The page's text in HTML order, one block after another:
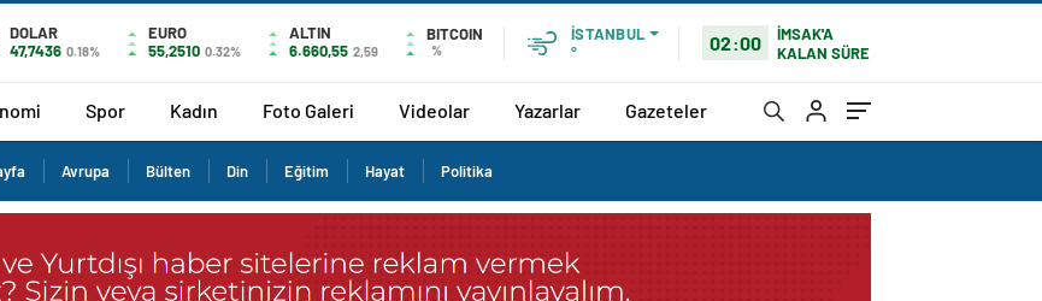
DOLAR
47,7436 0.18%
EURO
55,2510 0.32%
ALTIN
6.660,55 2,59
BITCOIN
%
İSTANBUL
°
02:00
İMSAK'A
KALAN SÜRE
Spor Kadın Foto Galeri Videolar Yazarlar Gazeteler
Avrupa Bülten Din Eğitim Hayat Politika